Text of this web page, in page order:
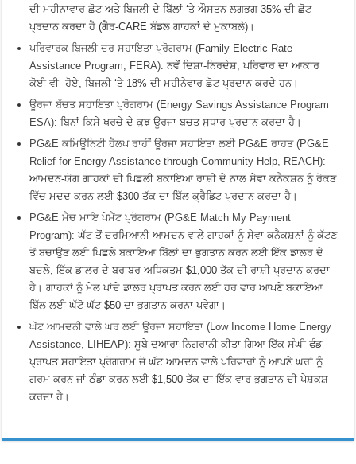
ਦੀ ਮਹੀਨਾਵਾਰ ਛੋਟ ਅਤੇ ਬਿਜਲੀ ਦੇ ਬਿੱਲਾਂ ‘ਤੇ ਔਸਤਨ ਲਗਭਗ 35% ਦੀ ਛੋਟ
ਪ੍ਰਦਾਨ ਕਰਦਾ ਹੈ (ਗੈਰ-CARE ਬੰਡਲ ਗਾਹਕਾਂ ਦੇ ਮੁਕਾਬਲੇ)।
ਪਰਿਵਾਰਕ ਬਿਜਲੀ ਦਰ ਸਹਾਇਤਾ ਪ੍ਰੋਗਰਾਮ (Family Electric Rate
Assistance Program, FERA): ਨਵੇਂ ਦਿਸ਼ਾ-ਨਿਰਦੇਸ਼, ਪਰਿਵਾਰ ਦਾ ਆਕਾਰ
ਕੋਈ ਵੀ ਹੋਏ, ਬਿਜਲੀ ‘ਤੇ 18% ਦੀ ਮਹੀਨੇਵਾਰ ਛੋਟ ਪ੍ਰਦਾਨ ਕਰਦੇ ਹਨ।
ਊਰਜਾ ਬੱਚਤ ਸਹਾਇਤਾ ਪ੍ਰੋਗਰਾਮ (Energy Savings Assistance Program
ESA): ਬਿਨਾਂ ਕਿਸੇ ਖਰਚੇ ਦੇ ਕੁਝ ਊਰਜਾ ਬਚਤ ਸੁਧਾਰ ਪ੍ਰਦਾਨ ਕਰਦਾ ਹੈ।
PG&E ਕਮਿਊਨਿਟੀ ਹੈਲਪ ਰਾਹੀਂ ਊਰਜਾ ਸਹਾਇਤਾ ਲਈ PG&E ਰਾਹਤ (PG&E
Relief for Energy Assistance through Community Help, REACH):
ਆਮਦਨ-ਯੋਗ ਗਾਹਕਾਂ ਦੀ ਪਿਛਲੀ ਬਕਾਇਆ ਰਾਸ਼ੀ ਦੇ ਨਾਲ ਸੇਵਾ ਕਨੈਕਸ਼ਨ ਨੂੰ ਰੋਕਣ
ਵਿੱਚ ਮਦਦ ਕਰਨ ਲਈ $300 ਤੱਕ ਦਾ ਬਿੱਲ ਕ੍ਰੈਡਿਟ ਪ੍ਰਦਾਨ ਕਰਦਾ ਹੈ।
PG&E ਮੈਚ ਮਾਇ ਪੇਮੈਂਟ ਪ੍ਰੋਗਰਾਮ (PG&E Match My Payment
Program): ਘੱਟ ਤੋਂ ਦਰਮਿਆਨੀ ਆਮਦਨ ਵਾਲੇ ਗਾਹਕਾਂ ਨੂੰ ਸੇਵਾ ਕਨੈਕਸ਼ਨਾਂ ਨੂੰ ਕੱਟਣ
ਤੋਂ ਬਚਾਉਣ ਲਈ ਪਿਛਲੇ ਬਕਾਇਆ ਬਿੱਲਾਂ ਦਾ ਭੁਗਤਾਨ ਕਰਨ ਲਈ ਇੱਕ ਡਾਲਰ ਦੇ
ਬਦਲੇ, ਇੱਕ ਡਾਲਰ ਦੇ ਬਰਾਬਰ ਅਧਿਕਤਮ $1,000 ਤੱਕ ਦੀ ਰਾਸ਼ੀ ਪ੍ਰਦਾਨ ਕਰਦਾ
ਹੈ। ਗਾਹਕਾਂ ਨੂੰ ਮੇਲ ਖਾਂਦੇ ਡਾਲਰ ਪ੍ਰਾਪਤ ਕਰਨ ਲਈ ਹਰ ਵਾਰ ਆਪਣੇ ਬਕਾਇਆ
ਬਿੱਲ ਲਈ ਘੱਟੋ-ਘੱਟ $50 ਦਾ ਭੁਗਤਾਨ ਕਰਨਾ ਪਵੇਗਾ।
ਘੱਟ ਆਮਦਨੀ ਵਾਲੇ ਘਰ ਲਈ ਊਰਜਾ ਸਹਾਇਤਾ (Low Income Home Energy
Assistance, LIHEAP): ਸੂਬੇ ਦੁਆਰਾ ਨਿਗਰਾਨੀ ਕੀਤਾ ਗਿਆ ਇੱਕ ਸੰਘੀ ਫੰਡ
ਪ੍ਰਾਪਤ ਸਹਾਇਤਾ ਪ੍ਰੋਗਰਾਮ ਜੋ ਘੱਟ ਆਮਦਨ ਵਾਲੇ ਪਰਿਵਾਰਾਂ ਨੂੰ ਆਪਣੇ ਘਰਾਂ ਨੂੰ
ਗਰਮ ਕਰਨ ਜਾਂ ਠੰਡਾ ਕਰਨ ਲਈ $1,500 ਤੱਕ ਦਾ ਇੱਕ-ਵਾਰ ਭੁਗਤਾਨ ਦੀ ਪੇਸ਼ਕਸ਼
ਕਰਦਾ ਹੈ।